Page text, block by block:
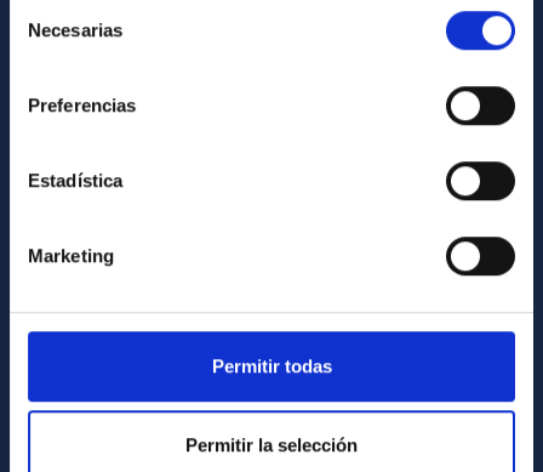
Necesarias
Preferencias
Estadística
Marketing
Permitir todas
Permitir la selección
Legislation
Forever IAC
External funding
Severo Ochoa Programme